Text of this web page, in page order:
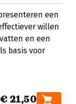
een
willen
en een
basis voor
€ 21,50